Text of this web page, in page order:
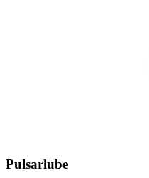
Pulsarlube